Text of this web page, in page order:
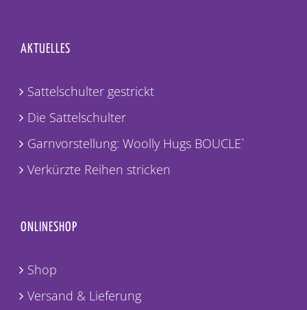
AKTUELLES
Sattelschulter gestrickt
Die Sattelschulter
Garnvorstellung: Woolly Hugs BOUCLE`
Verkürzte Reihen stricken
ONLINESHOP
Shop
Versand & Lieferung